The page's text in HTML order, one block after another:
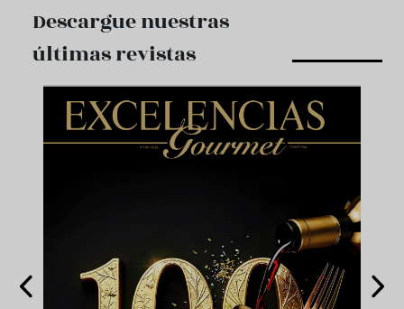
Descargue nuestras
últimas revistas